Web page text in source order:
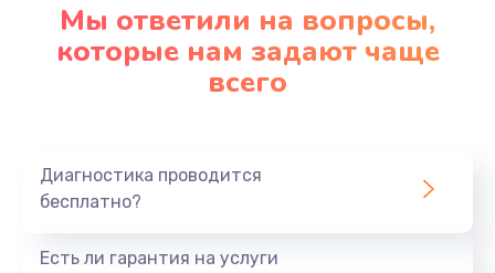
Мы ответили на вопросы,
которые нам задают чаще
всего
Диагностика проводится
бесплатно?
Есть ли гарантия на услуги